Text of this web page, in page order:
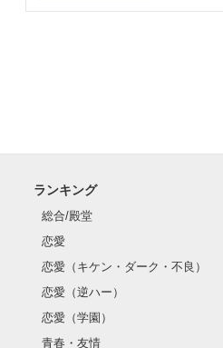
いつも俺を助けてくれたのは君だった。
ランキング
総合/殿堂
恋愛
恋愛（キケン・ダーク・不良）
恋愛（逆ハー）
恋愛（学園）
青春・友情